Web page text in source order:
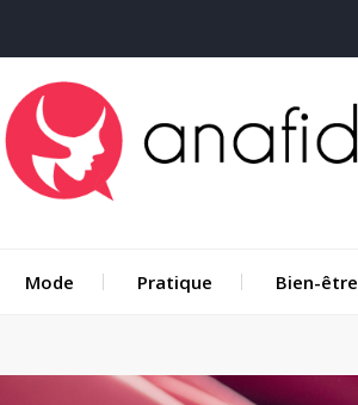
Mode Pratique Bien-être